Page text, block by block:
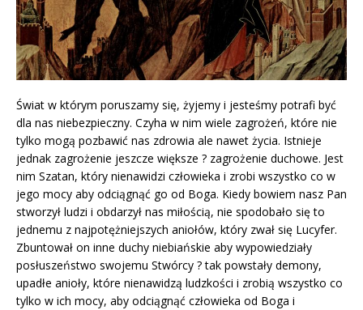
Świat w którym poruszamy się, żyjemy i jesteśmy potrafi być
dla nas niebezpieczny. Czyha w nim wiele zagrożeń, które nie
tylko mogą pozbawić nas zdrowia ale nawet życia. Istnieje
jednak zagrożenie jeszcze większe ? zagrożenie duchowe. Jest
nim Szatan, który nienawidzi człowieka i zrobi wszystko co w
jego mocy aby odciągnąć go od Boga. Kiedy bowiem nasz Pan
stworzył ludzi i obdarzył nas miłością, nie spodobało się to
jednemu z najpotężniejszych aniołów, który zwał się Lucyfer.
Zbuntował on inne duchy niebiańskie aby wypowiedziały
posłuszeństwo swojemu Stwórcy ? tak powstały demony,
upadłe anioły, które nienawidzą ludzkości i zrobią wszystko co
tylko w ich mocy, aby odciągnąć człowieka od Boga i